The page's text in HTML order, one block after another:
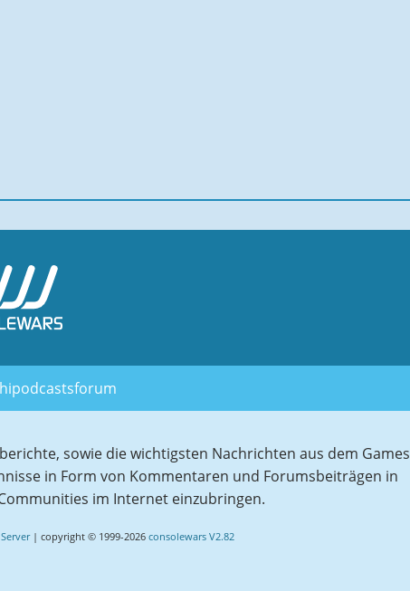
podcastsforum
sowie die wichtigsten Nachrichten aus dem Games
in Form von Kommentaren und Forumsbeiträgen in
im Internet einzubringen.
| copyright © 1999-2026 consolewars V2.82